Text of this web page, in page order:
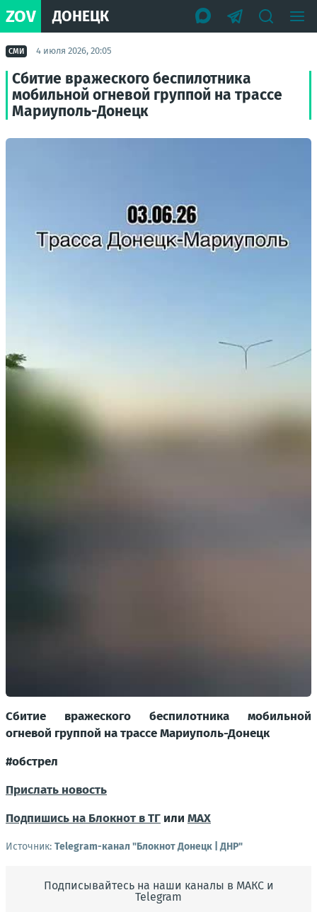
ZOV ДОНЕЦК
СМИ 4 июля 2026, 20:05
Сбитие вражеского беспилотника
мобильной огневой группой на трассе
Мариуполь-Донецк
Сбитие вражеского беспилотника мобильной
огневой группой на трассе Мариуполь-Донецк
#обстрел
Прислать новость
Подпишись на Блокнот в ТГ или МАХ
Источник: Telegram-канал "Блокнот Донецк | ДНР"
Подписывайтесь на наши каналы в МАКС и
Telegram